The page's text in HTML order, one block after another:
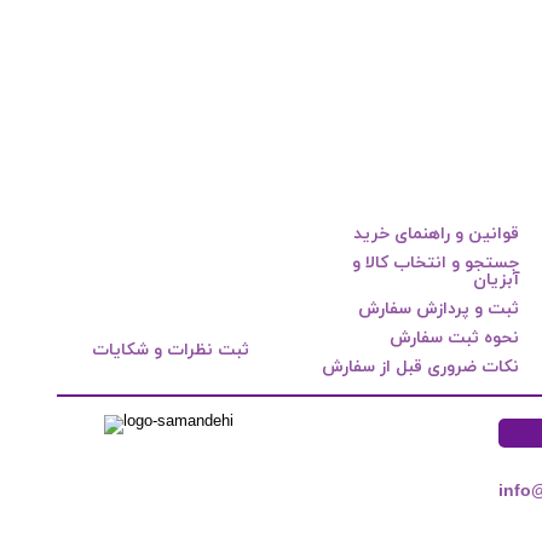
قوانین و راهنمای خرید
جستجو و انتخاب کالا و
آبزیان
ثبت و پردازش سفارش
نحوه ثبت سفارش
نکات ضروری قبل از سفارش
ثبت نظرات و شکایات